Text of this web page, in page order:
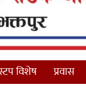
विशेष प्रवास